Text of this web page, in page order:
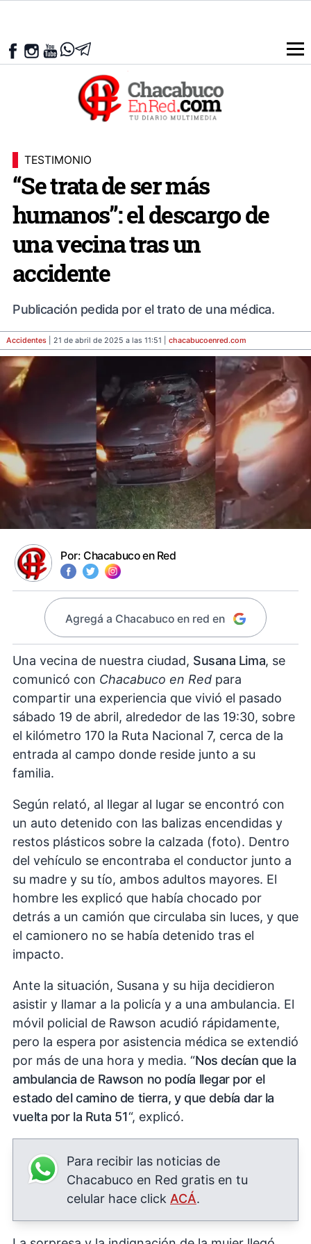
TESTIMONIO
“Se trata de ser más
humanos”: el descargo de
una vecina tras un
accidente
Publicación pedida por el trato de una médica.
Accidentes | 21 de abril de 2025 a las 11:51 | chacabucoenred.com
Por: Chacabuco en Red
Agregá a Chacabuco en red en
Una vecina de nuestra ciudad, Susana Lima, se
comunicó con Chacabuco en Red para
compartir una experiencia que vivió el pasado
sábado 19 de abril, alrededor de las 19:30, sobre
el kilómetro 170 la Ruta Nacional 7, cerca de la
entrada al campo donde reside junto a su
familia.
Según relató, al llegar al lugar se encontró con
un auto detenido con las balizas encendidas y
restos plásticos sobre la calzada (foto). Dentro
del vehículo se encontraba el conductor junto a
su madre y su tío, ambos adultos mayores. El
hombre les explicó que había chocado por
detrás a un camión que circulaba sin luces, y que
el camionero no se había detenido tras el
impacto.
Ante la situación, Susana y su hija decidieron
asistir y llamar a la policía y a una ambulancia. El
móvil policial de Rawson acudió rápidamente,
pero la espera por asistencia médica se extendió
por más de una hora y media. “Nos decían que la
ambulancia de Rawson no podía llegar por el
estado del camino de tierra, y que debía dar la
vuelta por la Ruta 51“, explicó.
Para recibir las noticias de
Chacabuco en Red gratis en tu
celular hace click ACÁ.